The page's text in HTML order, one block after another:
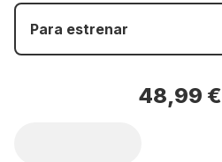
Para estrenar
48,99 €